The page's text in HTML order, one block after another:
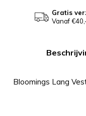
Gratis
Vanaf
Bloomings Lang